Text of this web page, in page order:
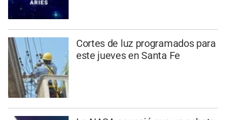
Cortes de luz programados para
este jueves en Santa Fe